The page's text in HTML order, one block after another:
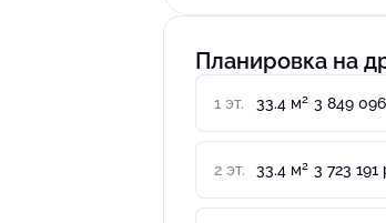
Планировка на
1 эт. 33.4 м2 3 849
2 эт. 33.4 м2 3 723 191